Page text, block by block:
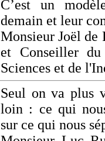
C’est un
demain et leur
Monsieur Joël de
et Conseiller
Sciences et de
Seul on va plus
loin : ce qui
sur ce qui nous